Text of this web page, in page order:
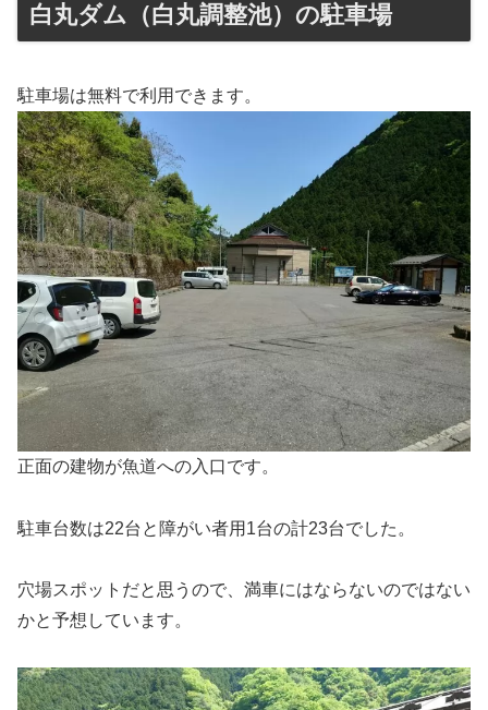
白丸ダム（白丸調整池）の駐車場
駐車場は無料で利用できます。
正面の建物が魚道への入口です。
駐車台数は22台と障がい者用1台の計23台でした。
穴場スポットだと思うので、満車にはならないのではない
かと予想しています。